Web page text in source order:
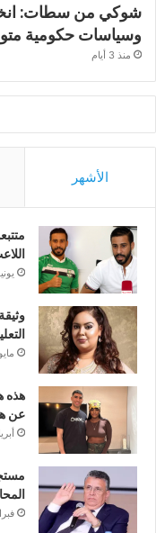
شوكي من سطات:
وسياسات حكومية
منذ 3 أيام
الأشهر
يونيو 19,
مايو 6, 2022
هذه
عن
أبريل
فبراير